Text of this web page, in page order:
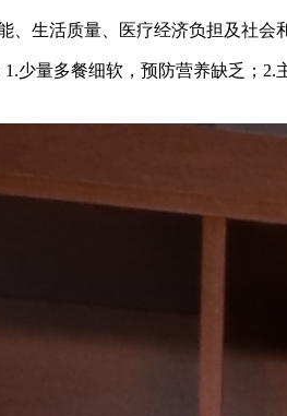
生活质量、医疗经济负担及社会
量多餐细软，预防营养缺乏；2.